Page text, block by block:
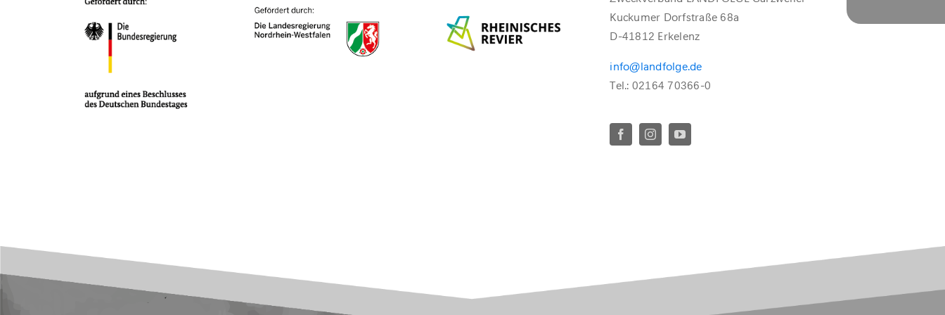
Kuckumer Dorfstraße 68a
D-41812 Erkelenz
info@landfolge.de
Tel.: 02164 70366-0